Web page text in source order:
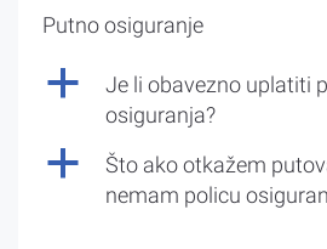
Putno osiguranje
a
Je li obavezno uplatiti
osiguranja?
a
Što ako otkažem
nemam policu